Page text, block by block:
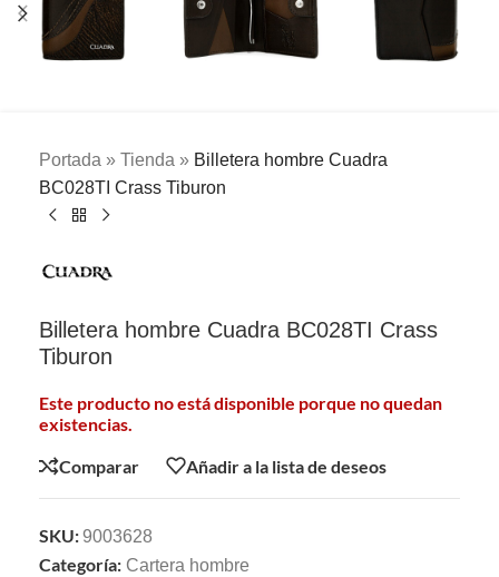
Portada » Tienda » Billetera hombre Cuadra
BC028TI Crass Tiburon
Billetera hombre Cuadra BC028TI Crass
Tiburon
Este producto no está disponible porque no quedan
existencias.
Comparar
Añadir a la lista de deseos
SKU:9003628
Categoría: Cartera hombre